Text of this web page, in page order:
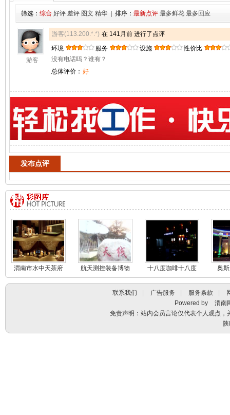
筛选： 综合 好评 差评 图文 精华 | 排序： 最新点评 最多鲜花 最多回应
游客
游客(113.200.*.*) 在 141月前 进行了点评
环境
服务 设施
性价比
没有电话吗？谁有？
总体评价： 好
发布点评
渭南市水中天茶府
航天测控装备博物
馆航天测控
十八度咖啡十八度
茶馆
奥
联系我们 广告服务 服务条款
Powered by
渭南
免责声明：站内会员言论仅代表个人观点